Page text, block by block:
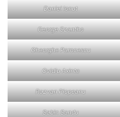
Daniel Ionut
George Szantho
Gheorghe Parocescu
Ovidiu Axinte
Razvan Plopeanu
Sabin Sandu